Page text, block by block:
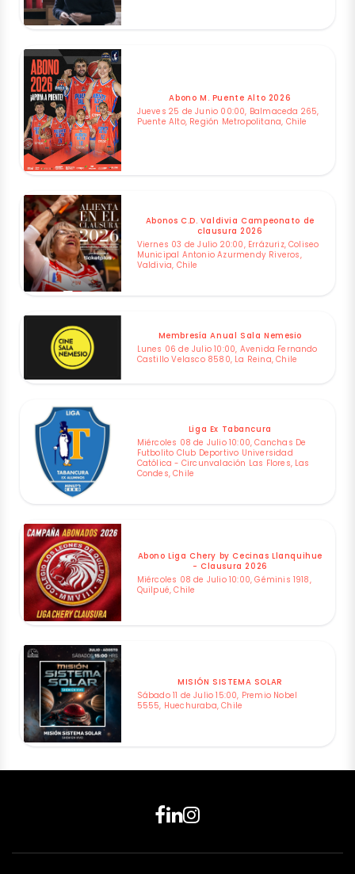
Abono M. Puente Alto 2026
Jueves 25 de Junio 00:00, Balmaceda 265,
Puente Alto, Región Metropolitana, Chile
Abonos C.D. Valdivia Campeonato de
clausura 2026
Viernes 03 de Julio 20:00, Errázuriz, Coliseo
Municipal Antonio Azurmendy Riveros,
Valdivia, Chile
Membresía Anual Sala Nemesio
Lunes 06 de Julio 10:00, Avenida Fernando
Castillo Velasco 8580, La Reina, Chile
Liga Ex Tabancura
Miércoles 08 de Julio 10:00, Canchas De
Futbolito Club Deportivo Universidad
Católica - Circunvalación Las Flores, Las
Condes, Chile
Abono Liga Chery by Cecinas Llanquihue
- Clausura 2026
Miércoles 08 de Julio 10:00, Géminis 1918,
Quilpué, Chile
MISIÓN SISTEMA SOLAR
Sábado 11 de Julio 15:00, Premio Nobel
5555, Huechuraba, Chile